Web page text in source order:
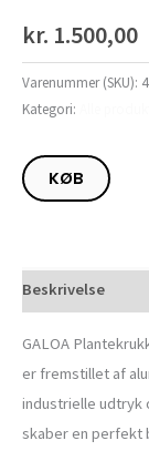
kr. 1.500,00
Varenummer (SKU):
Kategori:
KØB
Beskrivelse
GALOA
er fremstillet af
industrielle udtryk
skaber en perfekt